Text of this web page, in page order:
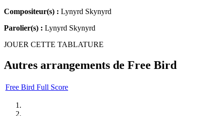
Compositeur(s) : Lynyrd Skynyrd
Parolier(s) : Lynyrd Skynyrd
JOUER CETTE TABLATURE
Autres arrangements de Free Bird
Free Bird Full Score